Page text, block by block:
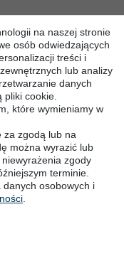
na naszej stronie
osób odwiedzających
treści i
lub analizy
danych
cookie.
które wymieniamy w
za zgodą lub na
można wyrazić lub
zgody
terminie.
osobowych i